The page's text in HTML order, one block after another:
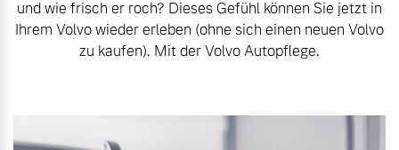
Editionsmodelle
Volvo Winter- und
Sommer Kompletträder.
und wie frisch er roch? Dieses Gefühl können Sie jetzt in
Ihrem Volvo wieder erleben (ohne sich einen neuen Volvo
zu kaufen). Mit der Volvo Autopflege.